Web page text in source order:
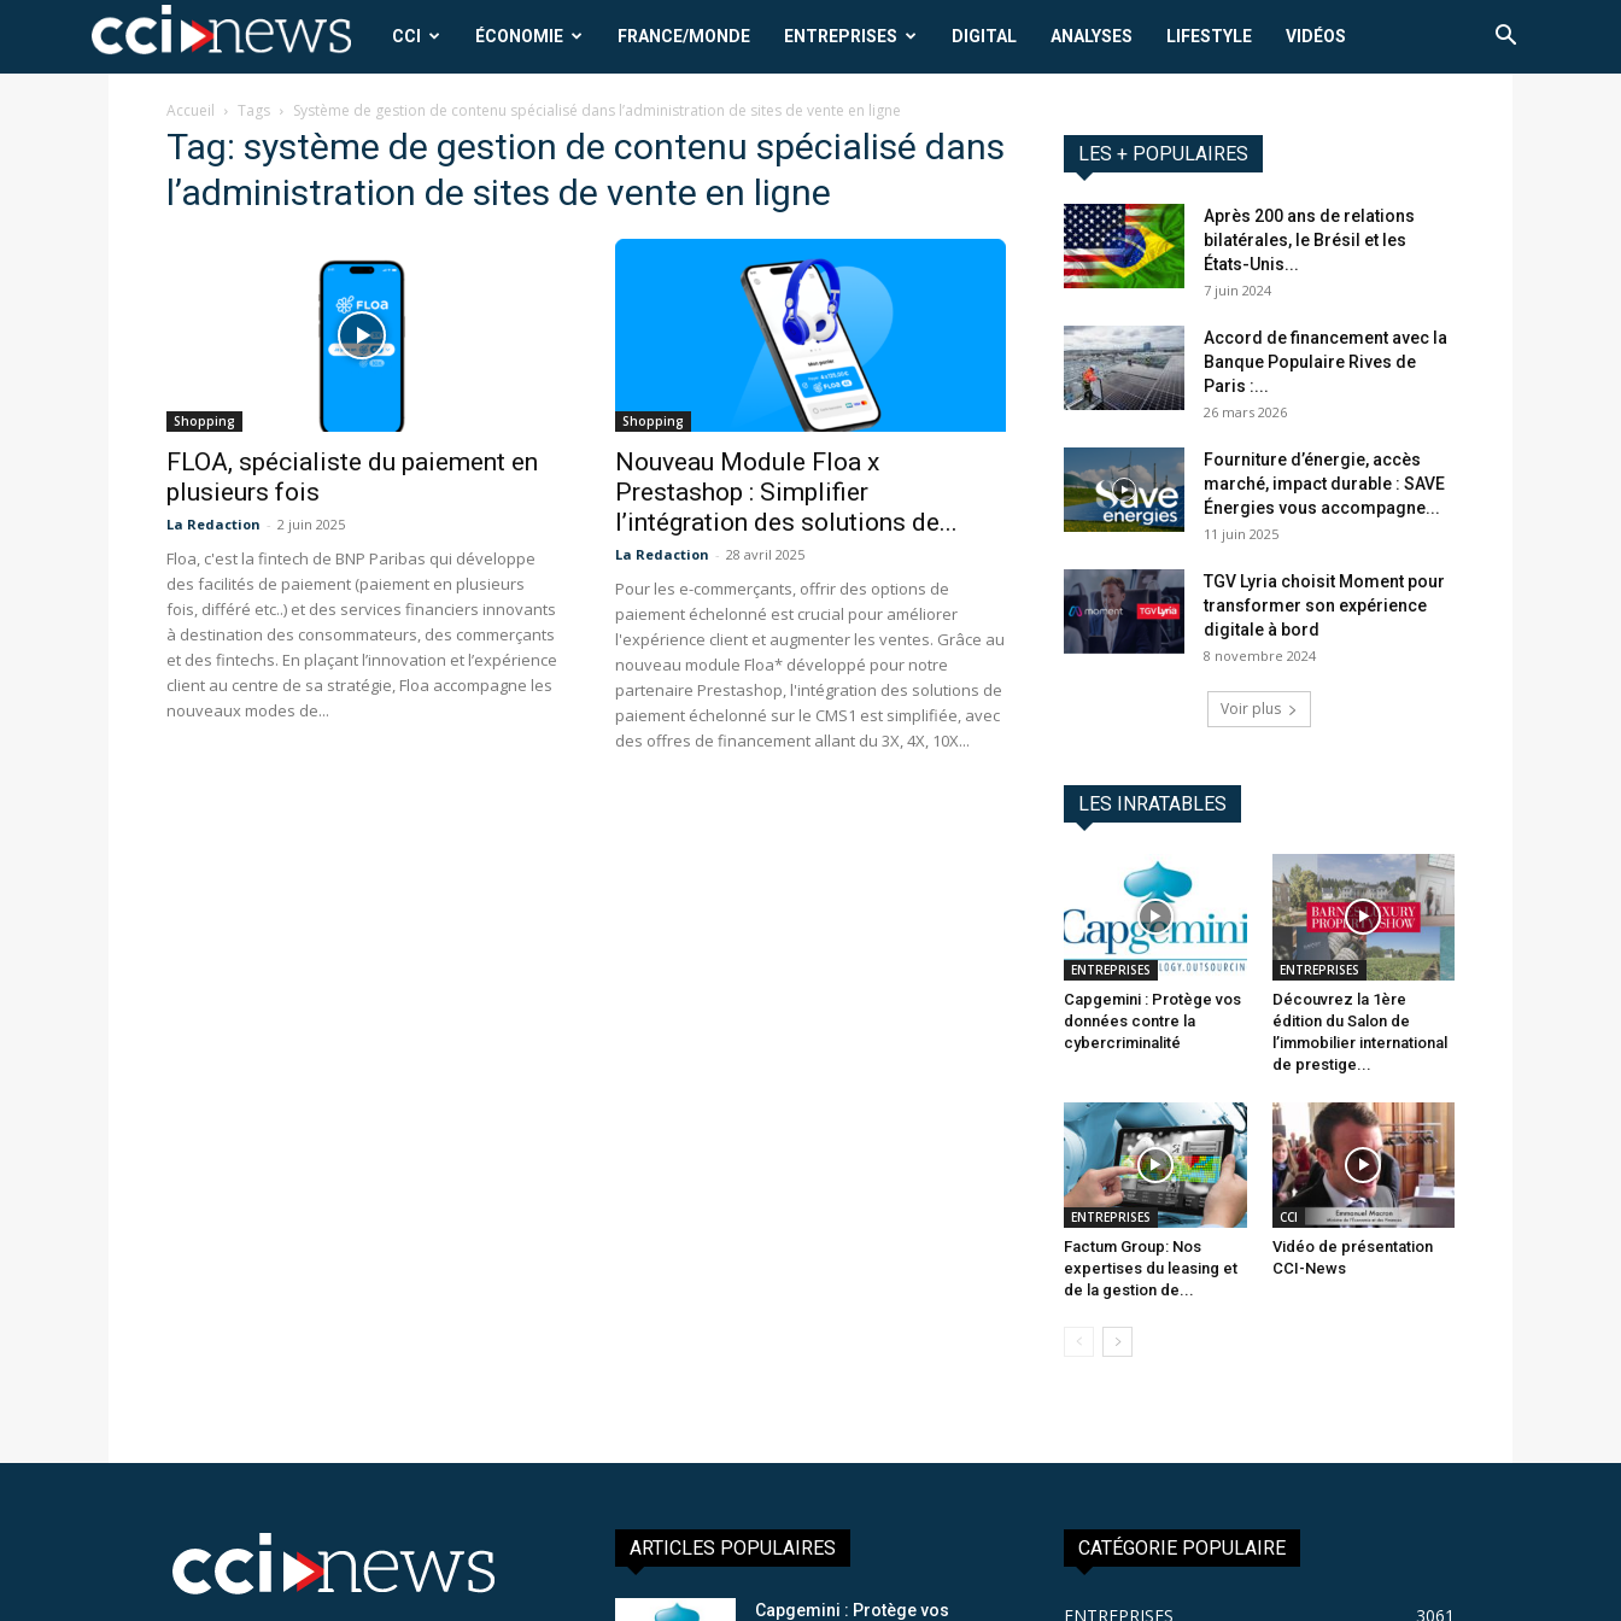
CCI
News
CCI ÉCONOMIE FRANCE/MONDE ENTREPRISES DIGITAL ANALYSES LIFESTYLE VIDÉOS
Accueil Tags Système de gestion de contenu spécialisé dans l’administration de sites de vente en ligne
Tag: système de gestion de contenu spécialisé dans
l’administration de sites de vente en ligne
Shopping
FLOA, spécialiste du paiement en
plusieurs fois
La Redaction - 2 juin 2025
Floa, c'est la fintech de BNP Paribas qui développe
des facilités de paiement (paiement en plusieurs
fois, différé etc..) et des services financiers innovants
à destination des consommateurs, des commerçants
et des fintechs. En plaçant l’innovation et l’expérience
client au centre de sa stratégie, Floa accompagne les
nouveaux modes de...
Shopping
Nouveau Module Floa x
Prestashop : Simplifier
l’intégration des solutions de...
La Redaction - 28 avril 2025
Pour les e-commerçants, offrir des options de
paiement échelonné est crucial pour améliorer
l'expérience client et augmenter les ventes. Grâce au
nouveau module Floa* développé pour notre
partenaire Prestashop, l'intégration des solutions de
paiement échelonné sur le CMS1 est simplifiée, avec
des offres de financement allant du 3X, 4X, 10X...
LES + POPULAIRES
Après 200 ans de relations
bilatérales, le Brésil et les
États-Unis...
7 juin 2024
Accord de financement avec la
Banque Populaire Rives de
Paris :...
26 mars 2026
Fourniture d’énergie, accès
marché, impact durable : SAVE
Énergies vous accompagne...
11 juin 2025
TGV Lyria choisit Moment pour
transformer son expérience
digitale à bord
8 novembre 2024
Voir plus
LES INRATABLES
ENTREPRISES
Capgemini : Protège vos
données contre la
cybercriminalité
ENTREPRISES
Découvrez la 1ère
édition du Salon de
l’immobilier international
de prestige...
ENTREPRISES
Factum Group: Nos
expertises du leasing et
de la gestion de...
CCI
Vidéo de présentation
CCI-News
ARTICLES POPULAIRES
Capgemini : Protège vos
CATÉGORIE POPULAIRE
ENTREPRISES 3061